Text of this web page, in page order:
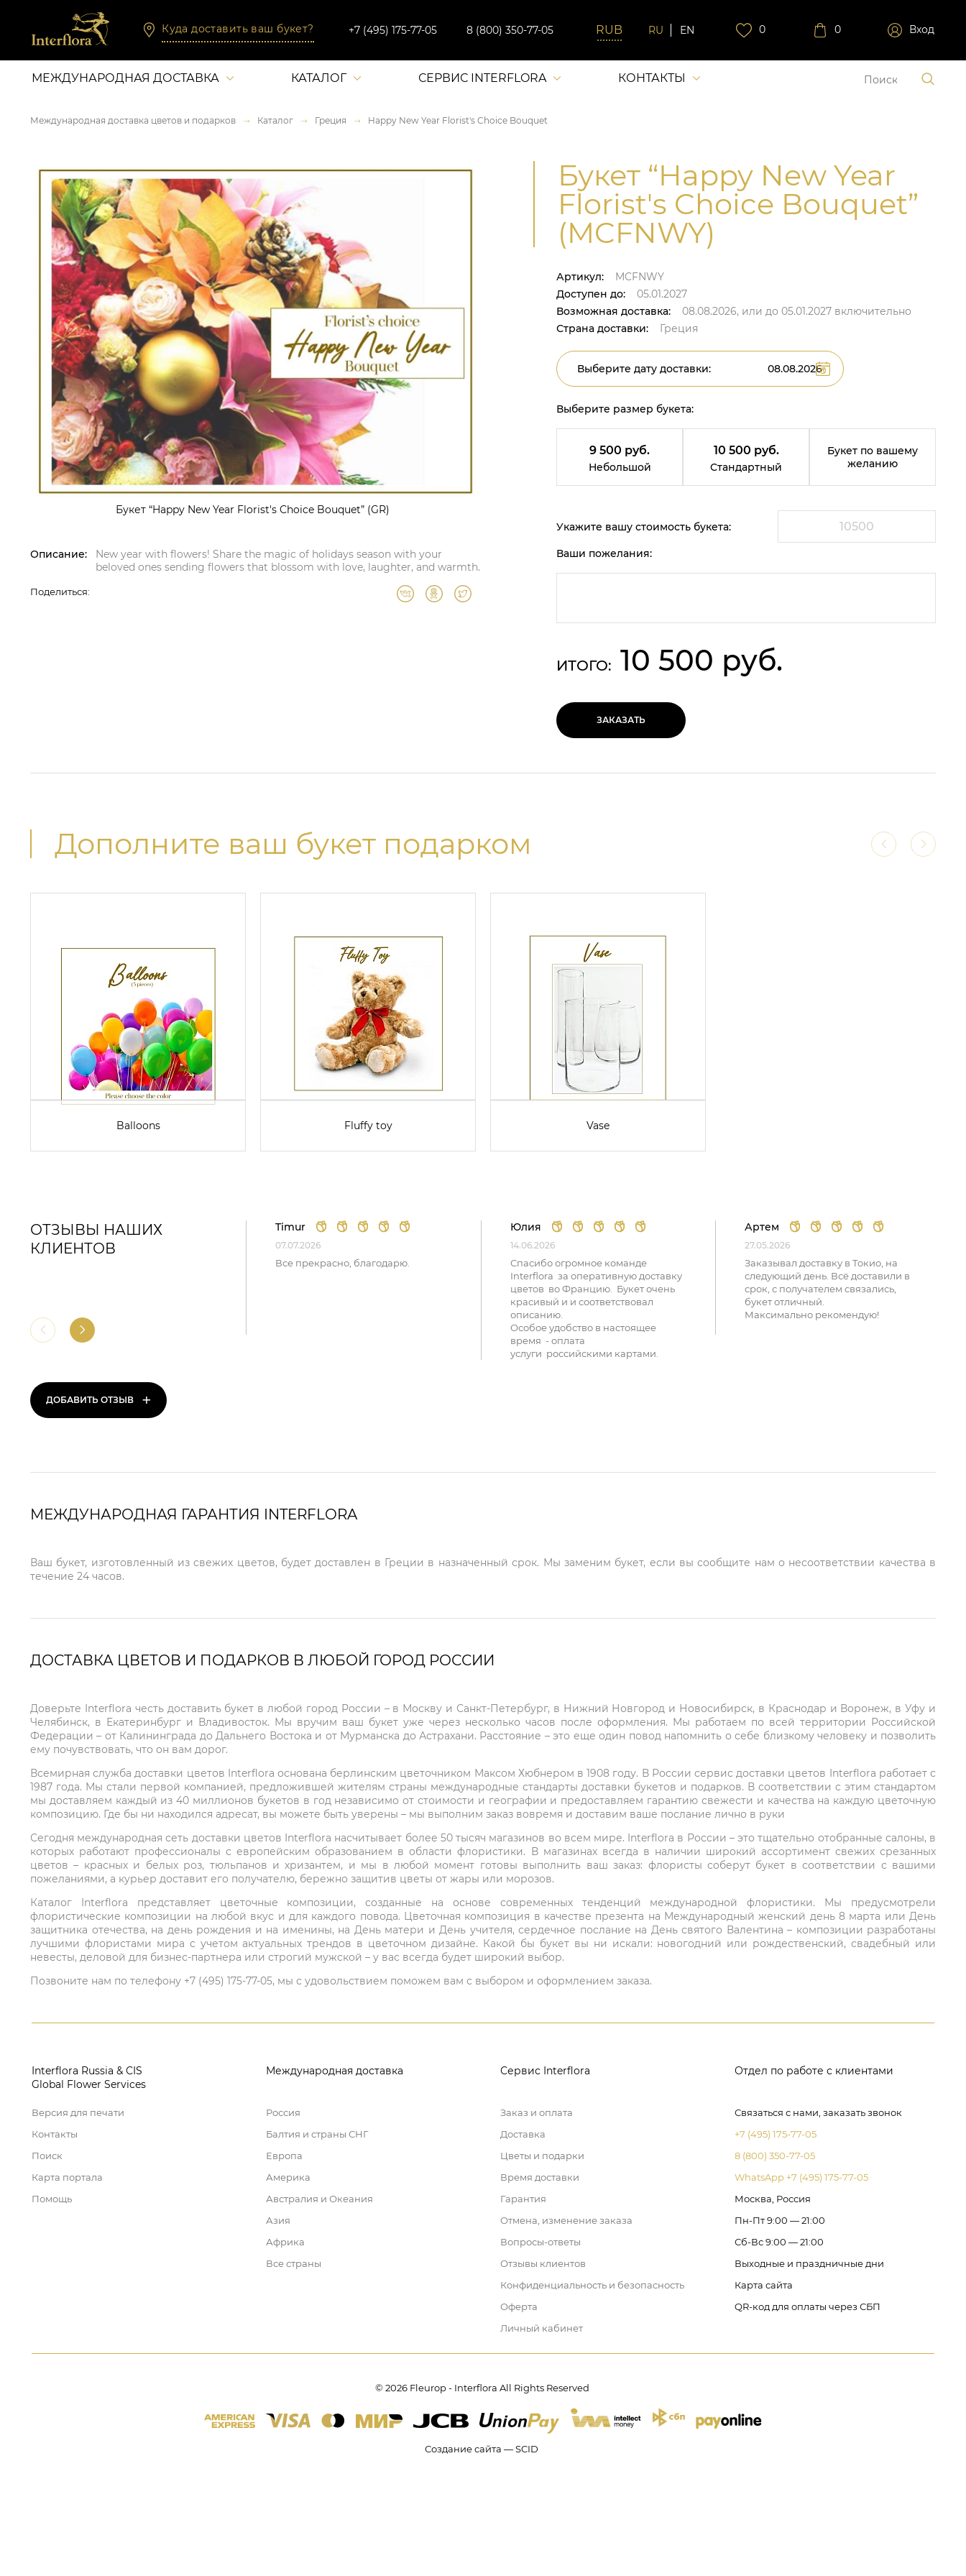
Куда доставить ваш букет? +7 (495) 175-77-05 8 (800) 350-77-05 RU EN 0 0 Вход
МЕЖДУНАРОДНАЯ ДОСТАВКА КАТАЛОГ СЕРВИС INTERFLORA КОНТАКТЫ
Международная доставка цветов и подарков Каталог Греция Happy New Year Florist's Choice Bouquet
Букет “Happy New Year Florist's Choice Bouquet” (GR)
Описание:
New year with flowers! Share the magic of holidays season with your
beloved ones sending flowers that blossom with love, laughter, and warmth.
Поделиться:
Букет “Happy New Year
Florist's Choice Bouquet”
(MCFNWY)
Артикул:
MCFNWY
Доступен до:
05.01.2027
Возможная доставка:
08.08.2026, или до 05.01.2027 включительно
Страна доставки:
Греция
Выберите дату доставки:
Выберите размер букета:
9 500 руб.
Небольшой
10 500 руб.
Стандартный
Букет по вашему
желанию
Укажите вашу стоимость букета:
Ваши пожелания:
ИТОГО: 10 500 руб.
ЗАКАЗАТЬ
Дополните ваш букет подарком
Balloons Fluffy toy Vase
ОТЗЫВЫ НАШИХ
КЛИЕНТОВ
ДОБАВИТЬ ОТЗЫВ +
Timur
07.07.2026
Все прекрасно, благодарю.
Юлия
14.06.2026
Спасибо огромное команде
Interflora за оперативную доставку
цветов во Францию. Букет очень
красивый и и соответствовал
описанию.
Особое удобство в настоящее
время - оплата
услуги российскими картами.
Артем
27.05.2026
Заказывал доставку в Токио, на
следующий день. Всё доставили в
срок, с получателем связались,
букет отличный.
Максимально рекомендую!
МЕЖДУНАРОДНАЯ ГАРАНТИЯ INTERFLORA
Ваш букет, изготовленный из свежих цветов, будет доставлен в Греции в назначенный срок. Мы заменим букет, если вы сообщите нам о несоответствии качества в
течение 24 часов.
ДОСТАВКА ЦВЕТОВ И ПОДАРКОВ В ЛЮБОЙ ГОРОД РОССИИ
Доверьте Interflora честь доставить букет в любой город России – в Москву и Санкт-Петербург, в Нижний Новгород и Новосибирск, в Краснодар и Воронеж, в Уфу и
Челябинск, в Екатеринбург и Владивосток. Мы вручим ваш букет уже через несколько часов после оформления. Мы работаем по всей территории Российской
Федерации – от Калининграда до Дальнего Востока и от Мурманска до Астрахани. Расстояние – это еще один повод напомнить о себе близкому человеку и позволить
ему почувствовать, что он вам дорог.
Всемирная служба доставки цветов Interflora основана берлинским цветочником Максом Хюбнером в 1908 году. В России сервис доставки цветов Interflora работает с
1987 года. Мы стали первой компанией, предложившей жителям страны международные стандарты доставки букетов и подарков. В соответствии с этим стандартом
мы доставляем каждый из 40 миллионов букетов в год независимо от стоимости и географии и предоставляем гарантию свежести и качества на каждую цветочную
композицию. Где бы ни находился адресат, вы можете быть уверены – мы выполним заказ вовремя и доставим ваше послание лично в руки
Сегодня международная сеть доставки цветов Interflora насчитывает более 50 тысяч магазинов во всем мире. Interflora в России – это тщательно отобранные салоны, в
которых работают профессионалы с европейским образованием в области флористики. В магазинах всегда в наличии широкий ассортимент свежих срезанных
цветов – красных и белых роз, тюльпанов и хризантем, и мы в любой момент готовы выполнить ваш заказ: флористы соберут букет в соответствии с вашими
пожеланиями, а курьер доставит его получателю, бережно защитив цветы от жары или морозов.
Каталог Interflora представляет цветочные композиции, созданные на основе современных тенденций международной флористики. Мы предусмотрели
флористические композиции на любой вкус и для каждого повода. Цветочная композиция в качестве презента на Международный женский день 8 марта или День
защитника отечества, на день рождения и на именины, на День матери и День учителя, сердечное послание на День святого Валентина – композиции разработаны
лучшими флористами мира с учетом актуальных трендов в цветочном дизайне. Какой бы букет вы ни искали: новогодний или рождественский, свадебный или
невесты, деловой для бизнес-партнера или строгий мужской – у вас всегда будет широкий выбор.
Позвоните нам по телефону +7 (495) 175-77-05, мы с удовольствием поможем вам с выбором и оформлением заказа.
Interflora Russia & CIS
Global Flower Services
Версия для печати
Контакты
Поиск
Карта портала
Помощь
Международная доставка
Россия
Балтия и страны СНГ
Европа
Америка
Австралия и Океания
Азия
Африка
Все страны
Сервис Interflora
Заказ и оплата
Доставка
Цветы и подарки
Время доставки
Гарантия
Отмена, изменение заказа
Вопросы-ответы
Отзывы клиентов
Конфиденциальность и безопасность
Оферта
Личный кабинет
Отдел по работе с клиентами
Связаться с нами, заказать звонок
+7 (495) 175-77-05
8 (800) 350-77-05
WhatsApp +7 (495) 175-77-05
Москва, Россия
Пн-Пт 9:00 — 21:00
Сб-Вс 9:00 — 21:00
Выходные и праздничные дни
Карта сайта
QR-код для оплаты через СБП
© 2026 Fleurop - Interflora All Rights Reserved
Создание сайта — SCID